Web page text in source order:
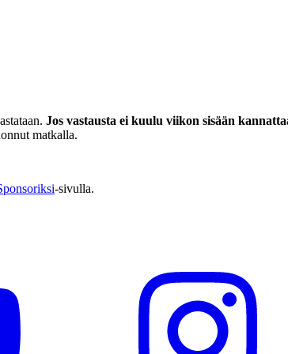
Jos vastausta ei kuulu viikon sisään
matkalla.
-sivulla.